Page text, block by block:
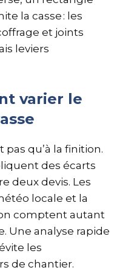
la casse : les
et joints
leviers
varier le
qu’à la finition.
des écarts
deux devis. Les
locale et la
comptent autant
Une analyse rapide
les
de chantier.